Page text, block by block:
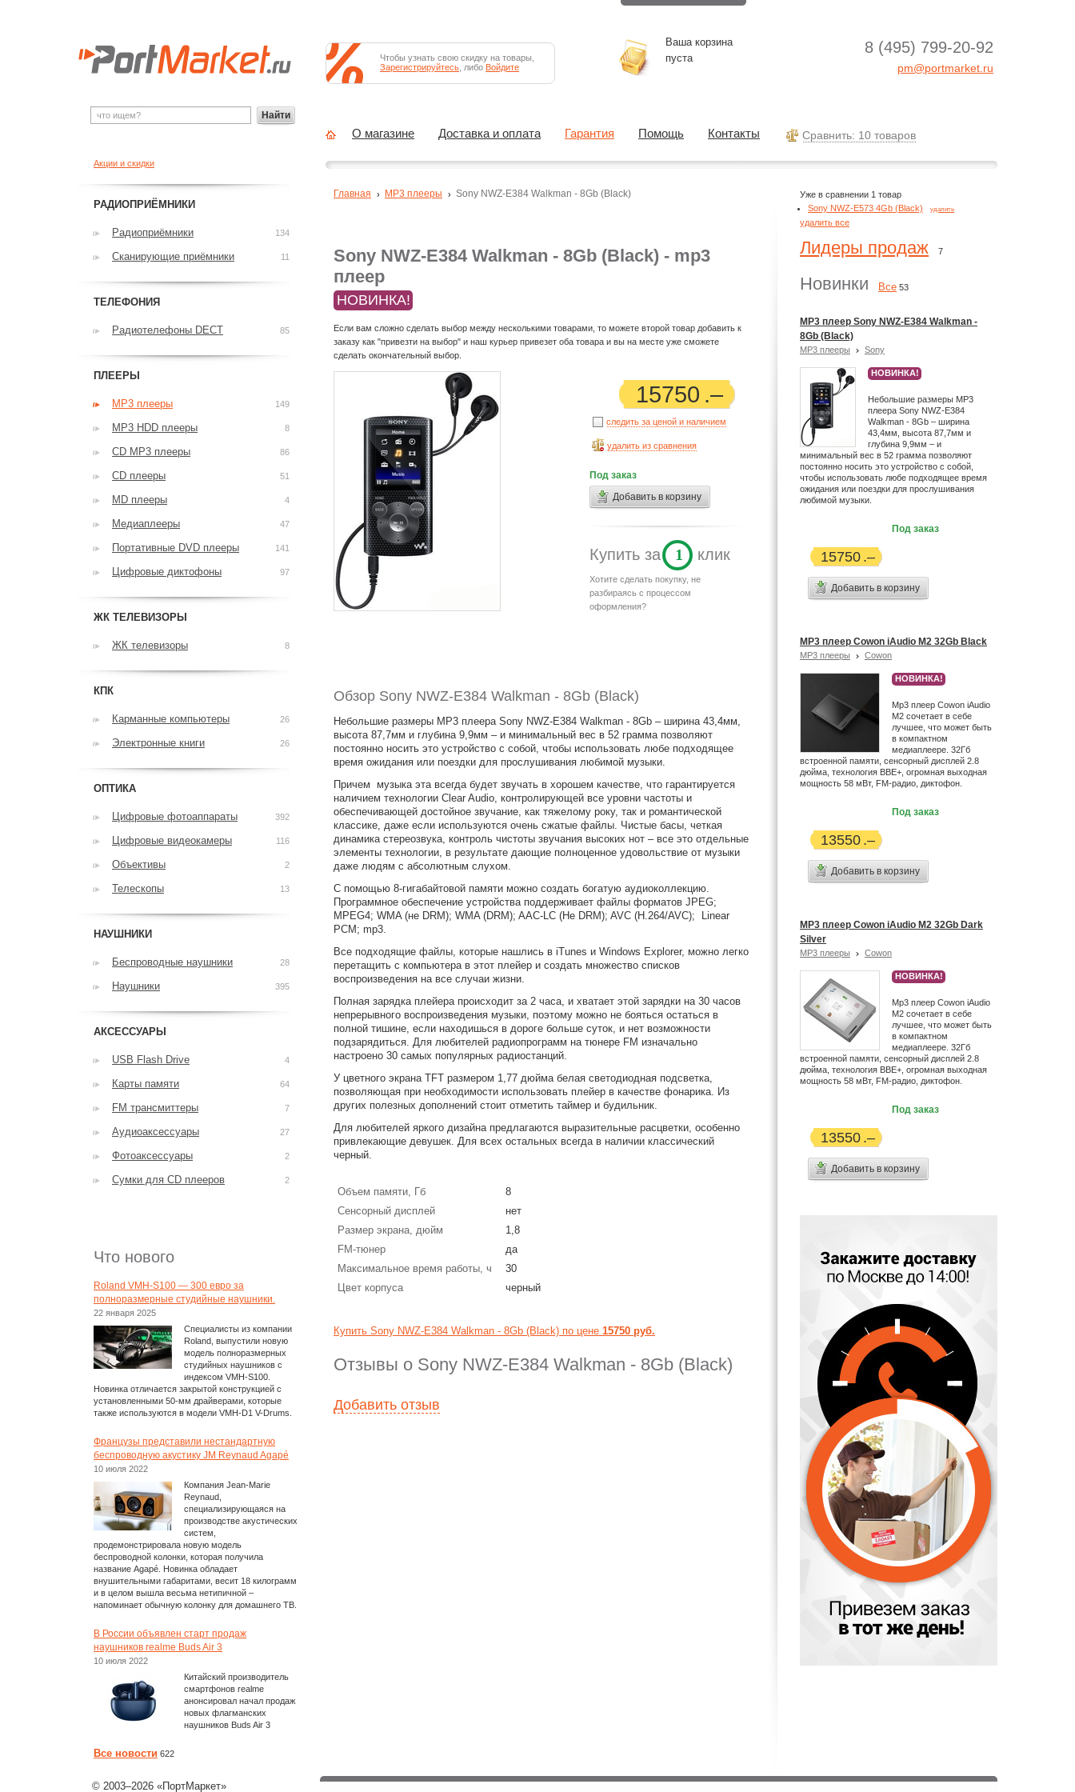
Sony NWZ-E384 Walkman - 8Gb (Black) - mp3
плеер
НОВИНКА!
Если вам сложно сделать выбор между несколькими товарами, то можете второй товар добавить к
заказу как "привезти на выбор" и наш курьер привезет оба товара и вы на месте уже сможете
сделать окончательный выбор.
15750
следить за ценой и наличием
удалить из сравнения
Под заказ
Добавить в корзину
Купить за 1 клик
Хотите сделать покупку, не
разбираясь с процессом
оформления?
Обзор Sony NWZ-E384 Walkman - 8Gb (Black)
Небольшие размеры MP3 плеера Sony NWZ-E384 Walkman - 8Gb – ширина 43,4мм,
высота 87,7мм и глубина 9,9мм – и минимальный вес в 52 грамма позволяют
постоянно носить это устройство с собой, чтобы использовать любе подходящее
время ожидания или поездки для прослушивания любимой музыки.
Причем музыка эта всегда будет звучать в хорошем качестве, что гарантируется
наличием технологии Clear Audio, контролирующей все уровни частоты и
обеспечивающей достойное звучание, как тяжелому року, так и романтической
классике, даже если используются очень сжатые файлы. Чистые басы, четкая
динамика стереозвука, контроль чистоты звучания высоких нот – все это отдельные
элементы технологии, в результате дающие полноценное удовольствие от музыки
даже людям с абсолютным слухом.
С помощью 8-гигабайтовой памяти можно создать богатую аудиоколлекцию.
Программное обеспечение устройства поддерживает файлы форматов JPEG;
MPEG4; WMA (не DRM); WMA (DRM); AAC-LC (Не DRM); AVC (H.264/AVC); Linear
PCM; mp3.
Все подходящие файлы, которые нашлись в iTunes и Windows Explorer, можно легко
перетащить с компьютера в этот плейер и создать множество списков
воспроизведения на все случаи жизни.
Полная зарядка плейера происходит за 2 часа, и хватает этой зарядки на 30 часов
непрерывного воспроизведения музыки, поэтому можно не бояться остаться в
полной тишине, если находишься в дороге больше суток, и нет возможности
подзарядиться. Для любителей радиопрограмм на тюнере FM изначально
настроено 30 самых популярных радиостанций.
У цветного экрана TFT размером 1,77 дюйма белая светодиодная подсветка,
позволяющая при необходимости использовать плейер в качестве фонарика. Из
других полезных дополнений стоит отметить таймер и будильник.
Для любителей яркого дизайна предлагаются выразительные расцветки, особенно
привлекающие девушек. Для всех остальных всегда в наличии классический
черный.
Объем памяти, Гб
8
Сенсорный дисплей
нет
Размер экрана, дюйм
1,8
FM-тюнер
да
Максимальное время работы, ч
30
Цвет корпуса
черный
Купить Sony NWZ-E384 Walkman - 8Gb (Black) по цене 15750 руб.
Отзывы о Sony NWZ-E384 Walkman - 8Gb (Black)
Добавить отзыв
Главная MP3 плееры Sony NWZ-E384 Walkman - 8Gb (Black)
Уже в сравнении 1 товар
Sony NWZ-E573 4Gb (Black)
удалить
удалить все
Лидеры продаж 7
Новинки Все 53
MP3 плеер Sony NWZ-E384 Walkman -
8Gb (Black)
MP3 плееры Sony
НОВИНКА!
Небольшие размеры MP3
плеера Sony NWZ-E384
Walkman - 8Gb – ширина
43,4мм, высота 87,7мм и
глубина 9,9мм – и
минимальный вес в 52 грамма позволяют
постоянно носить это устройство с собой,
чтобы использовать любе подходящее время
ожидания или поездки для прослушивания
любимой музыки.
Под заказ
15750
Добавить в корзину
MP3 плеер Cowon iAudio M2 32Gb Black
MP3 плееры Cowon
НОВИНКА!
Mp3 плеер Cowon iAudio
М2 сочетает в себе
лучшее, что может быть
в компактном
медиаплеере. 32Гб
встроенной памяти, сенсорный дисплей 2.8
дюйма, технология BBE+, огромная выходная
мощность 58 мВт, FM-радио, диктофон.
Под заказ
13550
Добавить в корзину
MP3 плеер Cowon iAudio M2 32Gb Dark
Silver
MP3 плееры Cowon
НОВИНКА!
Mp3 плеер Cowon iAudio
М2 сочетает в себе
лучшее, что может быть
в компактном
медиаплеере. 32Гб
встроенной памяти, сенсорный дисплей 2.8
дюйма, технология BBE+, огромная выходная
мощность 58 мВт, FM-радио, диктофон.
Под заказ
13550
Добавить в корзину
Акции и скидки
РАДИОПРИЁМНИКИ
Радиоприёмники 134
Сканирующие приёмники 11
ТЕЛЕФОНИЯ
Радиотелефоны DECT 85
ПЛЕЕРЫ
MP3 плееры 149
MP3 HDD плееры 8
CD MP3 плееры 86
CD плееры 51
MD плееры 4
Медиаплееры 47
Портативные DVD плееры 141
Цифровые диктофоны 97
ЖК ТЕЛЕВИЗОРЫ
ЖК телевизоры 8
КПК
Карманные компьютеры 26
Электронные книги 26
ОПТИКА
Цифровые фотоаппараты 392
Цифровые видеокамеры 116
Объективы 2
Телескопы 13
НАУШНИКИ
Беспроводные наушники 28
Наушники 395
АКСЕССУАРЫ
USB Flash Drive 4
Карты памяти 64
FM трансмиттеры 7
Аудиоаксессуары 27
Фотоаксессуары 2
Сумки для CD плееров 2
Что нового
Roland VMH-S100 — 300 евро за
полноразмерные студийные наушники.
22 января 2025
Специалисты из компании
Roland, выпустили новую
модель полноразмерных
студийных наушников с
индексом VMH-S100.
Новинка отличается закрытой конструкцией с
установленными 50-мм драйверами, которые
также используются в модели VMH-D1 V-Drums.
Французы представили нестандартную
беспроводную акустику JM Reynaud Agapé
10 июля 2022
Компания Jean-Marie
Reynaud,
специализирующаяся на
производстве акустических
систем,
продемонстрировала новую модель
беспроводной колонки, которая получила
название Agapé. Новинка обладает
внушительными габаритами, весит 18 килограмм
и в целом вышла весьма нетипичной –
напоминает обычную колонку для домашнего ТВ.
В России объявлен старт продаж
наушников realme Buds Air 3
10 июля 2022
Китайский производитель
смартфонов realme
анонсировал начал продаж
новых флагманских
наушников Buds Air 3
Все новости 622
Найти
Чтобы узнать свою скидку на товары,
Зарегистрируйтесь , либо Войдите
Ваша корзина
пуста
8 (495) 799-20-92
pm@portmarket.ru
О магазине Доставка и оплата Гарантия Помощь Контакты Cравнить: 10 товаров
© 2003–2026 «ПортМаркет»